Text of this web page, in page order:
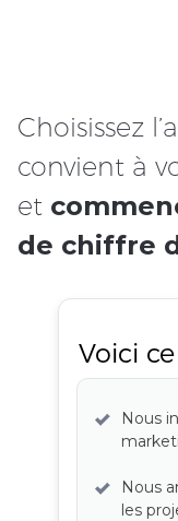
Choisissez
convient à
et
de chiffre
Voici
Nous
Nous
les